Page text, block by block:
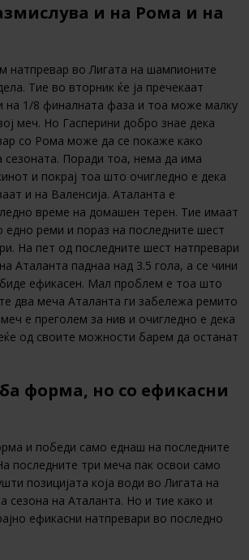
и на Рома и на
натпревар во Лигата на шампионите
Тие во вторник ќе ја пречекаат
на 1/8 финалната фаза и тоа може малку
меч. Но Гасперини добро знае дека
со Рома може да се покаже како
сезоната. Поради тоа, нема да има
и покрај тоа што очигледно е дека
и на Валенсија. Аталанта е
време на домашен терен. Тие имаат
едно реми и пораз на последните шест
На пет од последните шест натпревари
Аталанта паднаа над 3.5 гола, а се чини
ефикасен. Мал проблем е тоа што
два меча Аталанта ги забележа ремито
е преголем за нив и очигледно е дека
од своите можности барем да останат
форма, но со ефикасни
и победи само еднаш на последните
последните три меча пак освои само
позицијата која води во Лигата на
сезона на Аталанта. Но и тие како и
ефикасни натпревари во последно